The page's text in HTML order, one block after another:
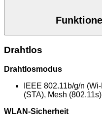
Drahtlos
Drahtlosmodus
IEEE 802.11b/g/n
(STA), Mesh
WLAN-Sicherheit